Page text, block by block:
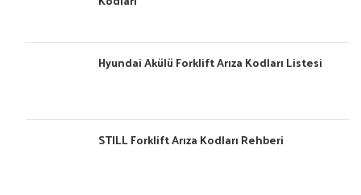
Hyundai Akülü Forklift Arıza Kodları Listesi
STILL Forklift Arıza Kodları Rehberi